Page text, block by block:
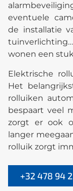
eventuele
de installatie
wonen een
Elektrische
Het
rolluiken
bespaart veel
zorgt er ook
langer
rolluik zorgt
+32 478 94